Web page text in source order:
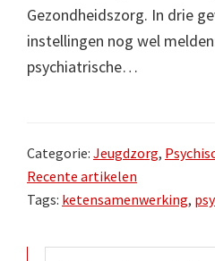
Gezondheidszorg. In drie
instellingen nog wel
psychiatrische…
Categorie: Jeugdzorg,
Recente artikelen
Tags: ketensamenwerking,